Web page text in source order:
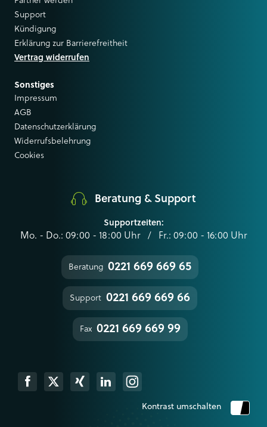
Support
Kündigung
Erklärung zur Barrierefreitheit
Vertrag widerrufen
Sonstiges
Impressum
AGB
Datenschutzerklärung
Widerrufsbelehrung
Cookies
Beratung & Support
Supportzeiten:
Mo. - Do.: 09:00 - 18:00 Uhr / Fr.: 09:00 - 16:00 Uhr
Beratung 0221 669 669 65
Support 0221 669 669 66
Fax 0221 669 669 99
Xing LinkedinInstagram
Kontrast umschalten